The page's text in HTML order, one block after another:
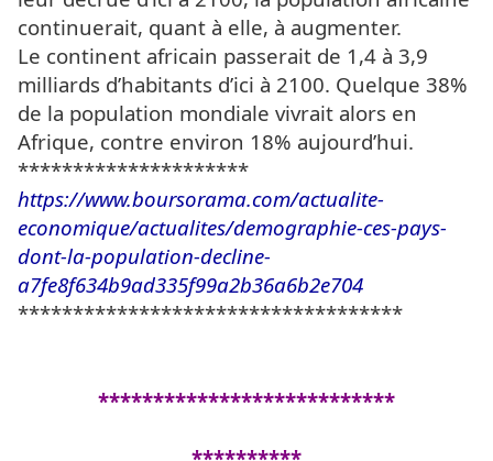
continuerait, quant à elle, à augmenter.
Le continent africain passerait de 1,4 à 3,9
milliards d’habitants d’ici à 2100. Quelque 38%
de la population mondiale vivrait alors en
Afrique, contre environ 18% aujourd’hui.
*********************
https://www.boursorama.com/actualite-
economique/actualites/demographie-ces-pays-
dont-la-population-decline-
a7fe8f634b9ad335f99a2b36a6b2e704
***********************************
***************************